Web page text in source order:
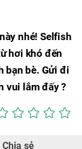
nhé! Selfish
hơi khó đến
bạn bè. Gửi đi
vui lắm đấy ?
Chia sẻ